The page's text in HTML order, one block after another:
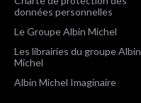
données personnelles
Le Groupe Albin Michel
Les librairies du groupe Albin
Michel
Albin Michel Imaginaire